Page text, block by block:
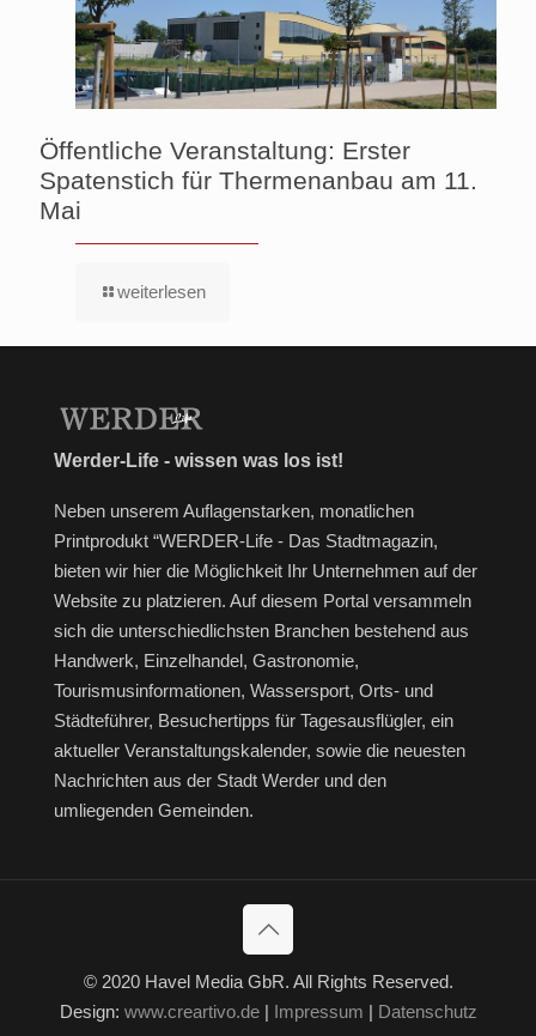
Öffentliche Veranstaltung: Erster
Spatenstich für Thermenanbau am 11.
Mai
weiterlesen
Werder-Life - wissen was los ist!
Neben unserem Auflagenstarken, monatlichen
Printprodukt “WERDER-Life - Das Stadtmagazin,
bieten wir hier die Möglichkeit Ihr Unternehmen auf der
Website zu platzieren. Auf diesem Portal versammeln
sich die unterschiedlichsten Branchen bestehend aus
Handwerk, Einzelhandel, Gastronomie,
Tourismusinformationen, Wassersport, Orts- und
Städteführer, Besuchertipps für Tagesausflügler, ein
aktueller Veranstaltungskalender, sowie die neuesten
Nachrichten aus der Stadt Werder und den
umliegenden Gemeinden.
© 2020 Havel Media GbR. All Rights Reserved.
Design: www.creartivo.de| Impressum | Datenschutz